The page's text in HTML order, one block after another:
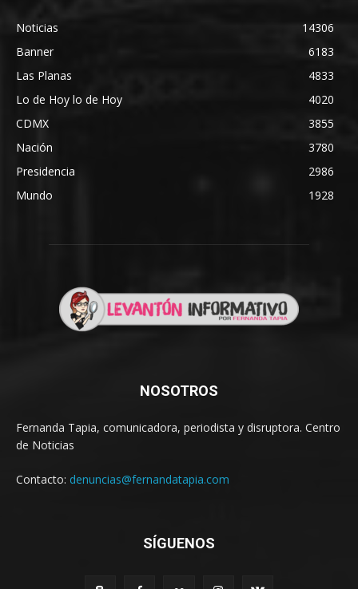
Noticias
14306
Banner
6183
Las Planas
4833
Lo de Hoy lo de Hoy
4020
CDMX
3855
Nación
3780
Presidencia
2986
Mundo
1928
NOSOTROS
Fernanda Tapia, comunicadora, periodista y disruptora. Centro
de Noticias
Contacto: denuncias@fernandatapia.com
SÍGUENOS